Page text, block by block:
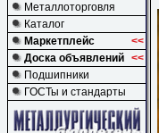
Металлоторговля
Каталог
Маркетплейс
<<
Доска объявлений <<
Подшипники
ГОСТы и стандарты